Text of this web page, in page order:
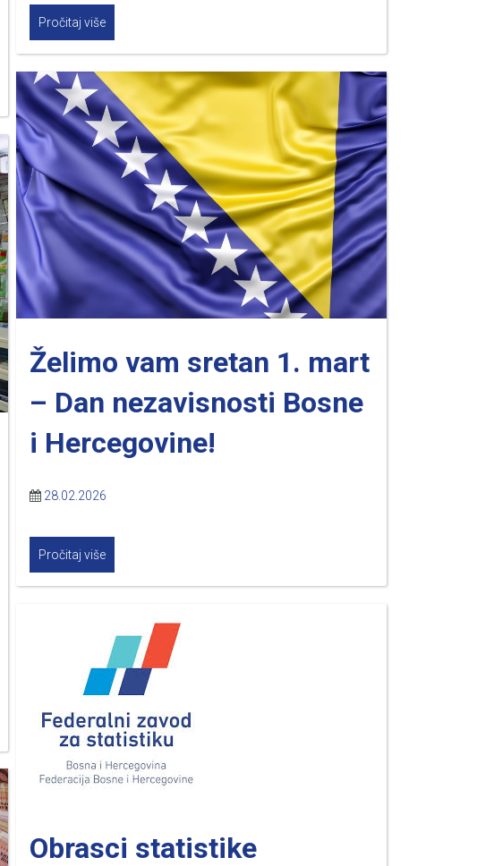
Pročitaj više
Želimo vam sretan 1. mart
– Dan nezavisnosti Bosne
i Hercegovine!
28.02.2026
Pročitaj više
Obrasci statistike